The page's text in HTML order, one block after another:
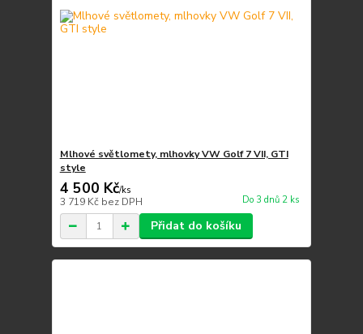
Mlhové světlomety, mlhovky VW Golf 7 VII, GTI
style
4 500 Kč/ks
3 719 Kč bez DPH Do 3 dnů 2 ks
Přidat do košíku